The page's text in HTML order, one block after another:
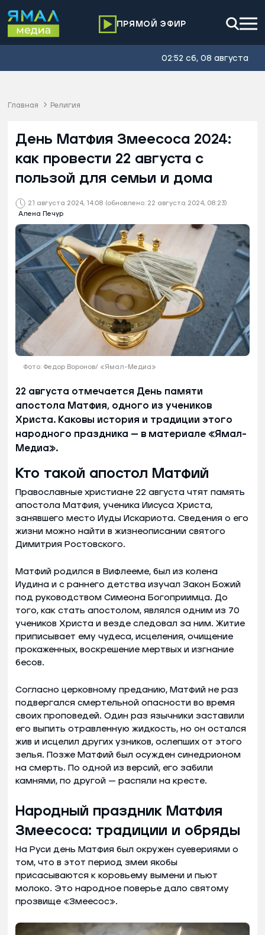
ПРЯМОЙ ЭФИР
02:52 сб, 08 августа
Главная Религия
21 августа 2024, 14:08 (обновлено: 22 августа 2024, 08:23)
Алена Печур
День Матфия Змеесоса 2024:
как провести 22 августа с
пользой для семьи и дома
Фото: Федор Воронов/ «Ямал-Медиа»
22 августа отмечается День памяти
апостола Матфия, одного из учеников
Христа. Каковы история и традиции этого
народного праздника — в материале «Ямал-
Медиа».
Кто такой апостол Матфий
Православные христиане 22 августа чтят память
апостола Матфия, ученика Иисуса Христа,
занявшего место Иуды Искариота. Сведения о его
жизни можно найти в жизнеописании святого
Димитрия Ростовского.
Матфий родился в Вифлееме, был из колена
Иудина и с раннего детства изучал Закон Божий
под руководством Симеона Богоприимца. До
того, как стать апостолом, являлся одним из 70
учеников Христа и везде следовал за ним. Житие
приписывает ему чудеса, исцеления, очищение
прокаженных, воскрешение мертвых и изгнание
бесов.
Согласно церковному преданию, Матфий не раз
подвергался смертельной опасности во время
своих проповедей. Один раз язычники заставили
его выпить отравленную жидкость, но он остался
жив и исцелил других узников, ослепших от этого
зелья. Позже Матфий был осужден синедрионом
на смерть. По одной из версий, его забили
камнями, по другой — распяли на кресте.
Народный праздник Матфия
Змеесоса: традиции и обряды
На Руси день Матфия был окружен суевериями о
том, что в этот период змеи якобы
присасываются к коровьему вымени и пьют
молоко. Это народное поверье дало святому
прозвище «Змеесос».